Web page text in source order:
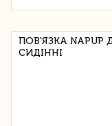
ПОВ'ЯЗКА
СИДІННІ